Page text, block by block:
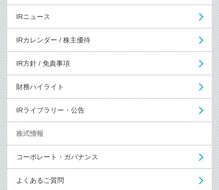
IRニュース
IRカレンダー / 株主優待
IR方針 / 免責事項
財務ハイライト
IRライブラリー・公告
株式情報
コーポレート・ガバナンス
よくあるご質問